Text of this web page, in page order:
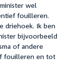
wel
fouilleren.
driehoek. Ik ben
bijvoorbeeld
of andere
fouilleren en tot